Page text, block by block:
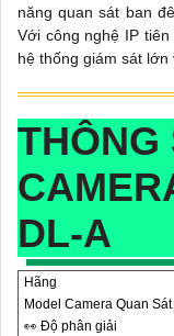
năng quan sát ban
Với công nghệ IP
hệ thống giám sát
THÔNG
DL-A
Hãng
Model Camera Quan Sát
️👀 Độ phân giải